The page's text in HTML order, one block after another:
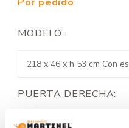
MODELO :
PUERTA DERECHA: